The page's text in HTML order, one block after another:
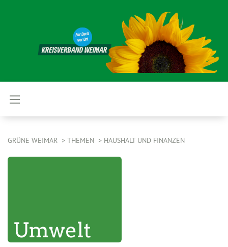
GRÜNE WEIMAR THEMEN HAUSHALT UND FINANZEN